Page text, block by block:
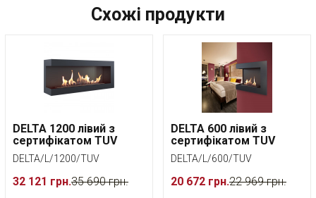
Схожі продукти
DELTA 1200 лівий з
сертифікатом TUV
DELTA/L/1200/TUV
32 121 грн.35 690 грн.
DELTA 600 лівий з
сертифікатом TUV
DELTA/L/600/TUV
20 672 грн.22 969 грн.